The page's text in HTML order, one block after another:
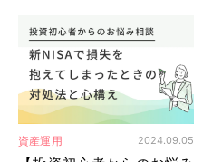
資産運用 2024.09.05